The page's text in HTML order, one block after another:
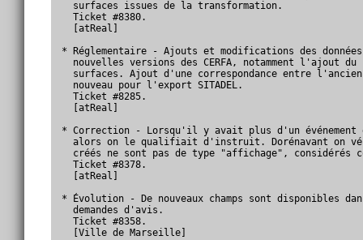
  surfaces issues de la transformation.
  Ticket #8380.
  [atReal]
* Réglementaire - Ajouts et modifications des
nouvelles versions des CERFA, notamment l'ajout du
surfaces. Ajout d'une correspondance entre
  nouveau pour l'export SITADEL.
  Ticket #8285.
  [atReal]
* Correction - Lorsqu'il y avait plus d'un
alors on le qualifiait d'instruit. Dorénavant on
créés ne sont pas de type "affichage", considérés
  Ticket #8378.
  [atReal]
* Évolution - De nouveaux champs sont disponibles
  demandes d'avis.
  Ticket #8358.
  [Ville de Marseille]